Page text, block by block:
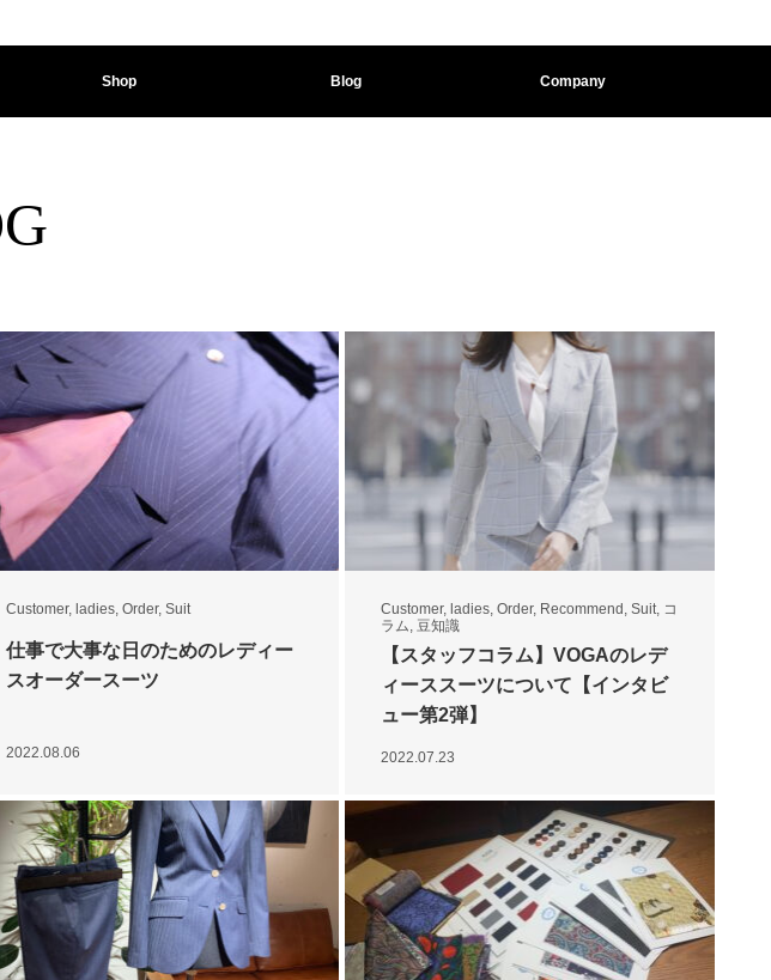
Shop Blog Company
Customer, ladies, Order, Suit
仕事で大事な日のためのレディー
スオーダースーツ
2022.08.06
Customer, ladies,Order, Recommend ,Suit, コ
ラム,豆知識
【スタッフコラム】VOGAのレデ
ィーススーツについて【インタビ
ュー第2弾】
2022.07.23